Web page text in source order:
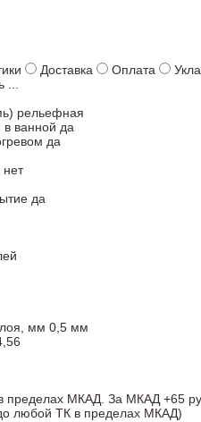
Доставка Оплата
...
рельефная
в ванной да
да
нет
да
мм 0,5 мм
пределах МКАД. За МКАД +65
любой ТК в пределах МКАД)